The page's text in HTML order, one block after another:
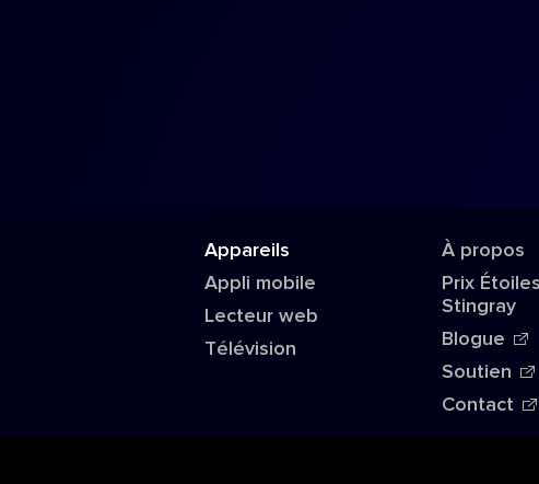
Appareils
Appli mobile
Lecteur web
Télévision
À propos
Prix Étoiles
Stingray
Blogue
Soutien
Contact